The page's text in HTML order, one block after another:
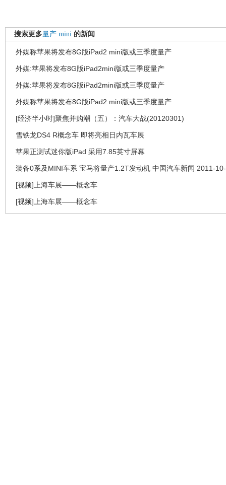
搜索更多量产 mini 的新闻
外媒称苹果将发布8G版iPad2 mini版或三季度量产
外媒:苹果将发布8G版iPad2mini版或三季度量产
外媒:苹果将发布8G版iPad2mini版或三季度量产
外媒称苹果将发布8G版iPad2 mini版或三季度量产
[经济半小时]聚焦并购潮（五）：汽车大战(20120301)
雪铁龙DS4 R概念车 即将亮相日内瓦车展
苹果正测试迷你版iPad 采用7.85英寸屏幕
装备0系及MINI车系 宝马将量产1.2T发动机 中国汽车新闻 2011-
[视频]上海车展——概念车
[视频]上海车展——概念车